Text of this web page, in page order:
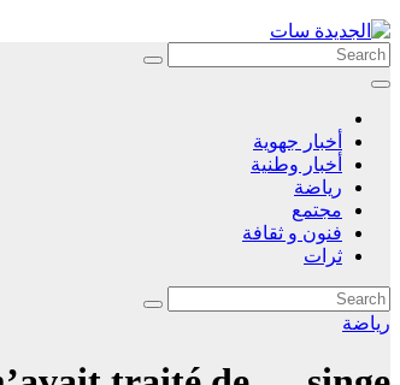
Skip
to
content
أخبار جهوية
أخبار وطنية
رياضة
مجتمع
فنون و ثقافة
ثرات
رياضة